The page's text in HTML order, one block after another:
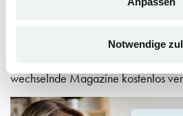
Notwendige
Lesevergnügen und die Option,
wechselnde Magazine kostenlos